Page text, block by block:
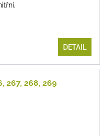
DETAIL
267, 268, 269